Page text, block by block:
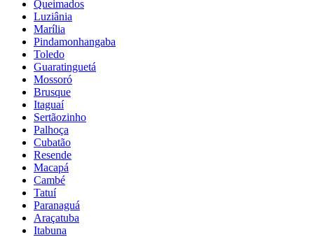
Queimados
Luziânia
Marília
Pindamonhangaba
Toledo
Guaratinguetá
Mossoró
Brusque
Itaguaí
Sertãozinho
Palhoça
Cubatão
Resende
Macapá
Cambé
Tatuí
Paranaguá
Araçatuba
Itabuna